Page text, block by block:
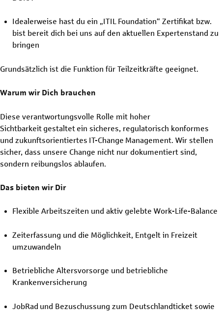
Idealerweise hast du ein „ITIL Foundation“ Zertifikat bzw.
bist bereit dich bei uns auf den aktuellen Expertenstand zu
bringen
Grundsätzlich ist die Funktion für Teilzeitkräfte geeignet.
Warum wir Dich brauchen
Diese verantwortungsvolle Rolle mit hoher
Sichtbarkeit gestaltet ein sicheres, regulatorisch konformes
und zukunftsorientiertes IT-Change Management. Wir stellen
sicher, dass unsere Change nicht nur dokumentiert sind,
sondern reibungslos ablaufen.
Das bieten wir Dir
Flexible Arbeitszeiten und aktiv gelebte Work-Life-Balance
Zeiterfassung und die Möglichkeit, Entgelt in Freizeit
umzuwandeln
Betriebliche Altersvorsorge und betriebliche
Krankenversicherung
JobRad und Bezuschussung zum Deutschlandticket sowie